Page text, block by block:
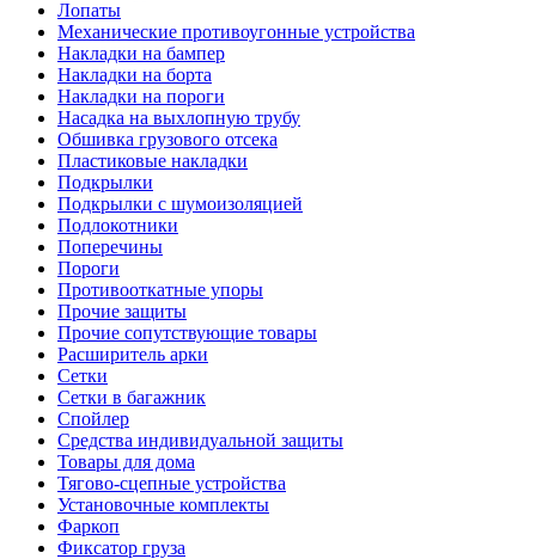
Лопаты
Механические противоугонные устройства
Накладки на бампер
Накладки на борта
Накладки на пороги
Насадка на выхлопную трубу
Обшивка грузового отсека
Пластиковые накладки
Подкрылки
Подкрылки с шумоизоляцией
Подлокотники
Поперечины
Пороги
Противооткатные упоры
Прочие защиты
Прочие сопутствующие товары
Расширитель арки
Сетки
Сетки в багажник
Спойлер
Средства индивидуальной защиты
Товары для дома
Тягово-сцепные устройства
Установочные комплекты
Фаркоп
Фиксатор груза